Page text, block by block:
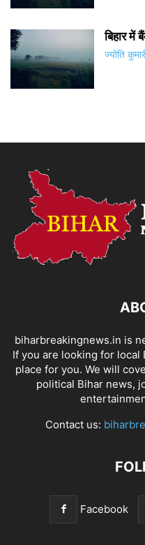
बिहार में
ज्योति
biharbreakingnews.in is
If you are looking for
place for you. We will
political Bihar news,
Contact us:
Facebook